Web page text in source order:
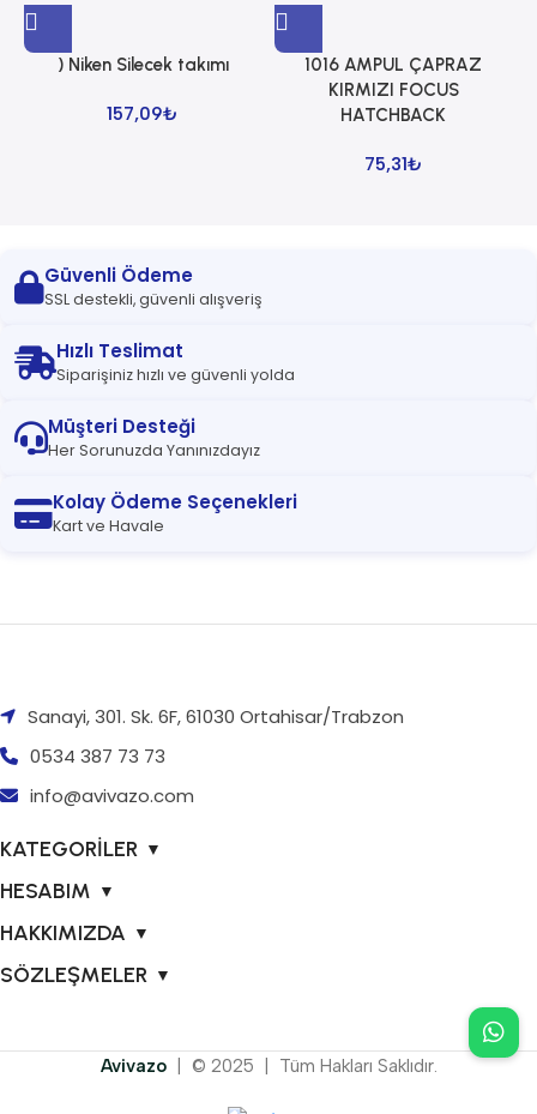
) Niken Silecek takımı
157,09₺
1016 AMPUL ÇAPRAZ
KIRMIZI FOCUS
HATCHBACK
75,31₺
Güvenli Ödeme
SSL destekli, güvenli alışveriş
Hızlı Teslimat
Siparişiniz hızlı ve güvenli yolda
Müşteri Desteği
Her Sorunuzda Yanınızdayız
Kolay Ödeme Seçenekleri
Kart ve Havale
Sanayi, 301. Sk. 6F, 61030 Ortahisar/Trabzon
0534 387 73 73
info@avivazo.com
KATEGORİLER ▼
HESABIM ▼
HAKKIMIZDA ▼
SÖZLEŞMELER ▼
Avivazo | © 2025 | Tüm Hakları Saklıdır.